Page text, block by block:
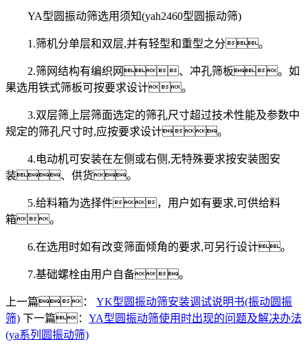
YA型圆振动筛选用须知(yah2460型圆振动筛)
1.筛机分单层和双层,并有轻型和重型之分。
2.筛网结构有编织网、冲孔筛板。如
果选用铁式筛板可按要求设计。
3.双层筛上层筛面选定的筛孔尺寸超过技术性能及参数中
规定的筛孔尺寸时,应按要求设计。
4.电动机可安装在左侧或右侧,无特殊要求按安装图安
装、供货。
5.给料箱为选择件，用户如有要求,可供给料
箱。
6.在选用时如有改变筛面倾角的要求,可另行设计。
7.基础螺栓由用户自备。
上一篇： YK型圆振动筛安装调试说明书(振动圆振
筛) 下一篇： YA型圆振动筛使用时出现的问题及解决办法
(ya系列圆振动筛)